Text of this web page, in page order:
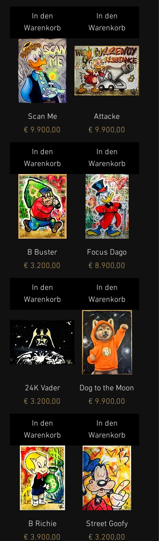
In den
Warenkorb
In den
Warenkorb
Scan Me
Preis
€ 9.900,00
In den
Warenkorb
Attacke
Preis
€ 9.900,00
In den
Warenkorb
B Buster
Preis
€ 3.200,00
In den
Warenkorb
Focus Dago
Preis
€ 8.900,00
In den
Warenkorb
24K Vader
Preis
€ 3.200,00
In den
Warenkorb
Dog to the Moon
Preis
€ 9.900,00
In den
Warenkorb
B Richie
Preis
€ 3.900,00
Street Goofy
Preis
€ 3.200,00